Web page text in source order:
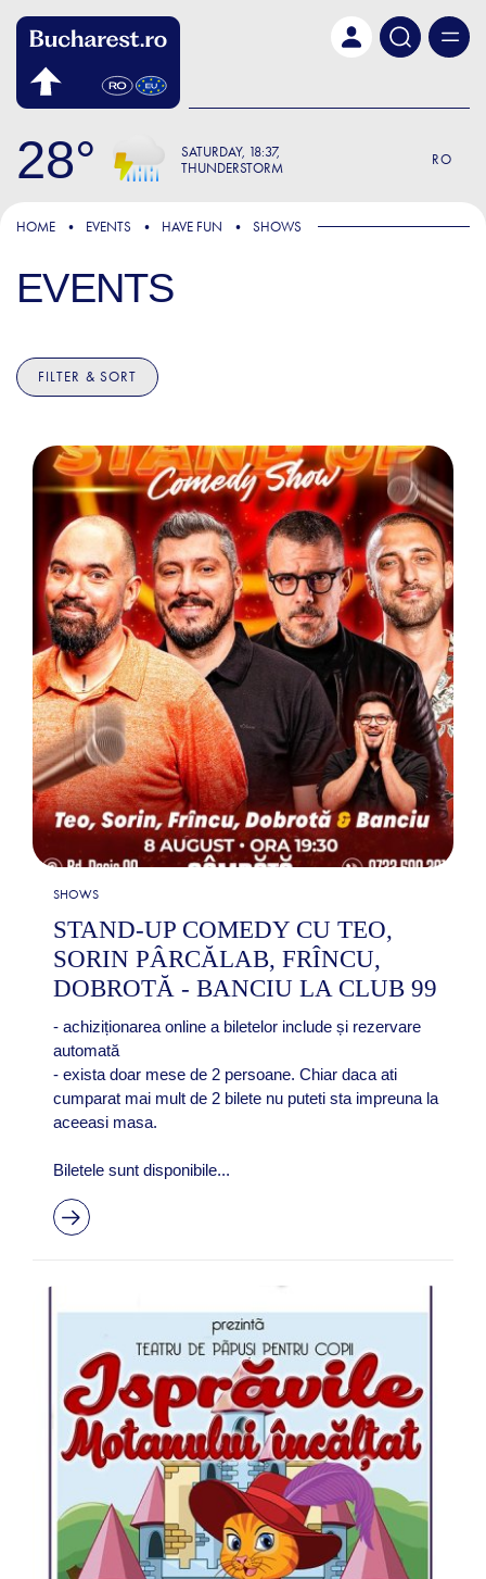
28 SATURDAY 18:37
THUNDERSTORM
RO
HOME EVENTS HAVE FUN SHOWS
EVENTS
FILTER & SORT
SHOWS
STAND-UP COMEDY CU TEO,
SORIN PÂRCĂLAB, FRÎNCU,
DOBROTĂ - BANCIU LA CLUB 99
- achiziționarea online a biletelor include și rezervare
automată
- exista doar mese de 2 persoane. Chiar daca ati
cumparat mai mult de 2 bilete nu puteti sta impreuna la
aceeasi masa.
Biletele sunt disponibile...